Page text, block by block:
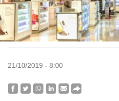
21/10/2019 - 8:00